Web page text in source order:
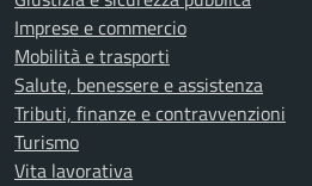
Imprese e commercio
Mobilità e trasporti
Salute, benessere e assistenza
Tributi, finanze e contravvenzioni
Turismo
Vita lavorativa